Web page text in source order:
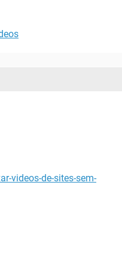
videos-de-sites-sem-